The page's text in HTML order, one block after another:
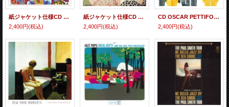
紙ジャケット仕様CD PAUL SMITH ポール・スミス & ORCHESTRA / BRAZILIAN DETOUR ブラジリアン・ソフトリー
2,400円(税込)
紙ジャケット仕様CD JIMMY ROWLES ジミー・ロウルズ / WEATHER IN A JAZZ VANE
2,400円(税込)
CD OSCAR PETTIFORD オスカー・ペティフォード＆ VINNIE BURKE ヴィニー・バーク / BASS BY PETTIFORD / BURKE ベース・バイ・ペティフォード／バーク
2,400円(税込)